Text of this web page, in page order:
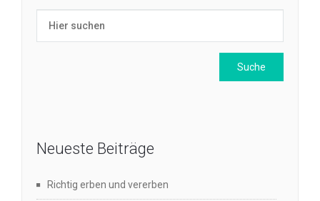
Neueste Beiträge
Richtig erben und vererben